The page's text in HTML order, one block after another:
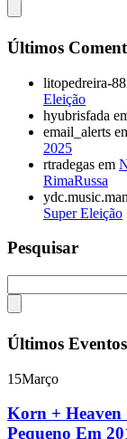
Últimos
litopedreira-
Eleição
hyubrisfada
email_alerts
2025
rtradegas em
RimaRussa
Super Eleição
Pesquisar
Últimos Eventos
15Março
Korn + Heaven
Pequeno Em